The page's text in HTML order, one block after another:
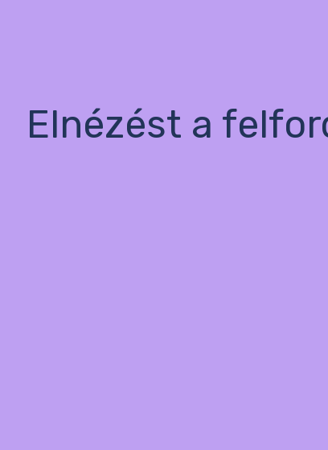
Elnézést a